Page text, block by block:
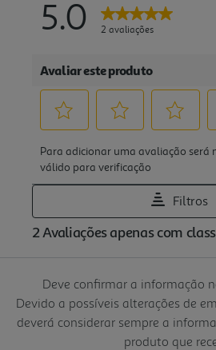
Deve confirmar a informação
Devido a possíveis alterações de
deverá considerar sempre a
produto que